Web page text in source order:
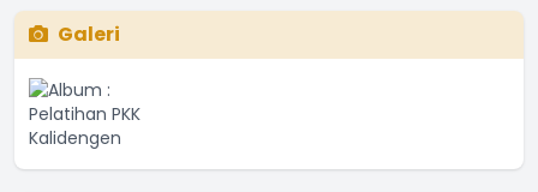
Galeri